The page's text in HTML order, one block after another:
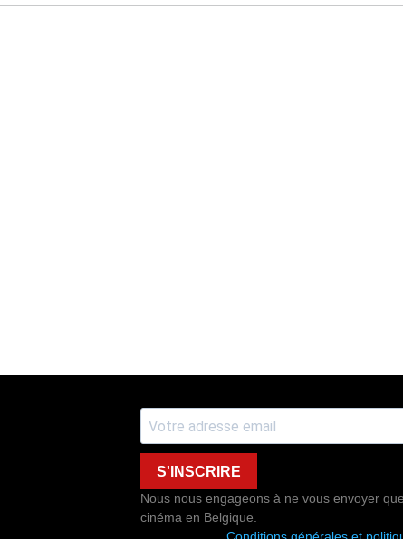
S'INSCRIRE
Nous nous engageons à ne vous envoyer
cinéma en Belgique.